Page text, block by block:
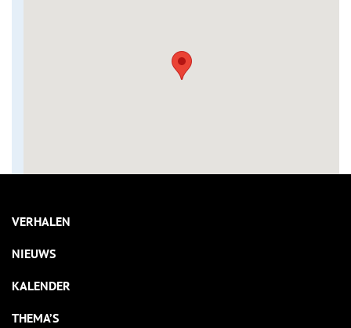
VERHALEN
NIEUWS
KALENDER
THEMA’S